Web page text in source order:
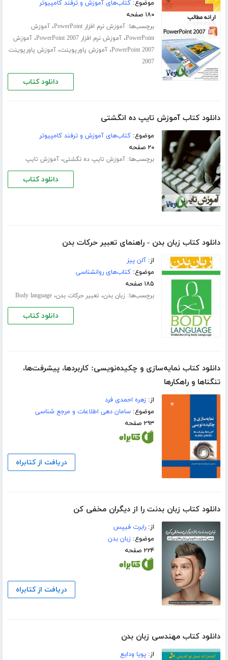
موضوع:کتاب‌های آموزش و ترفند کامپیوتر
۱۸۰ صفحه
برچسب‌ها:آموزش نرم افزار PowerPoint ،آموزش
PowerPoint،آموزش نرم افزار PowerPoint 2007 ،آموزش
PowerPoint 2007،آموزش پاورپوینت،آموزش پاورپوینت
2007
دانلود کتاب
دانلود کتاب آموزش تایپ ده انگشتی
موضوع:کتاب‌های آموزش و ترفند کامپیوتر
۲۰ صفحه
برچسب‌ها:آموزش تایپ ده‌ نگشتی،آموزش تایپ
دانلود کتاب
دانلود کتاب زبان بدن - راهنمای تعبیر حرکات بدن
از:آلن پیز
موضوع:کتاب‌های روانشناسی
۱۸۵ صفحه
برچسب‌ها: زبان بدن، تعبیر حرکات بدن،Body language
دانلود کتاب
دانلود کتاب نمایه‌سازی و چکیده‌نویسی: کاربردها، پیشرفت‌ها،
تنگناها و راهکارها
از:زهره احمدی فرد
موضوع:سامان دهی اطلاعات و مرجع شناسی
۲۹۳ صفحه
دریافت از کتابراه
دانلود کتاب زبان بدنت را از دیگران مخفی کن
از:رابرت فیپس
موضوع:زبان بدن
۲۲۴ صفحه
دریافت از کتابراه
دانلود کتاب مهندسی زبان بدن
از:پویا ودایع